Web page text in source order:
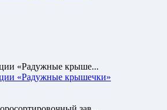
«Радужные крыше...
«Радужные крышечки»